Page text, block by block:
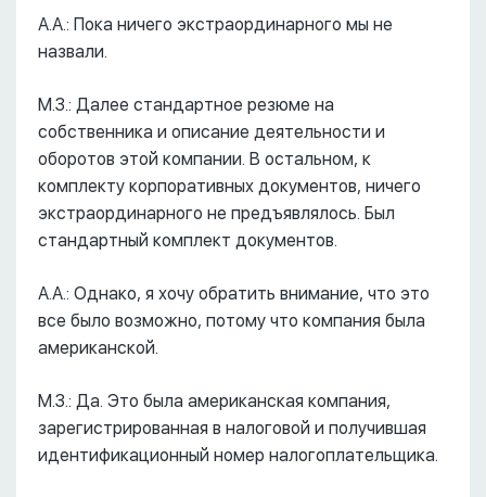
А.А.: Пока ничего экстраординарного мы не
назвали.
М.З.: Далее стандартное резюме на
собственника и описание деятельности и
оборотов этой компании. В остальном, к
комплекту корпоративных документов, ничего
экстраординарного не предъявлялось. Был
стандартный комплект документов.
А.А.: Однако, я хочу обратить внимание, что это
все было возможно, потому что компания была
американской.
М.З.: Да. Это была американская компания,
зарегистрированная в налоговой и получившая
идентификационный номер налогоплательщика.